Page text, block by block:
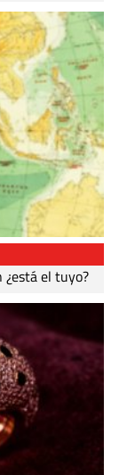
¿está el tuyo?